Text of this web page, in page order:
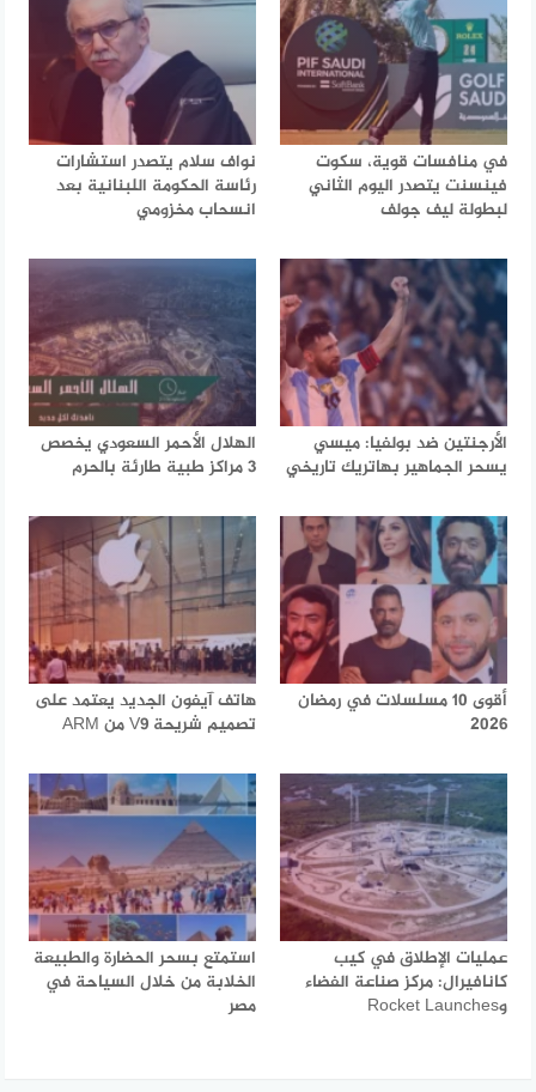
في منافسات قوية، سكوت
فينسنت يتصدر اليوم الثاني
لبطولة ليف جولف
نواف سلام يتصدر استشارات
رئاسة الحكومة اللبنانية بعد
انسحاب مخزومي
الأرجنتين ضد بولفيا: ميسي
يسحر الجماهير بهاتريك تاريخي
الهلال الأحمر السعودي يخصص
3 مراكز طبية طارئة بالحرم
أقوى 10 مسلسلات في رمضان
2026
هاتف آيفون الجديد يعتمد على
تصميم شريحة V9 من ARM
عمليات الإطلاق في كيب
كانافيرال: مركز صناعة الفضاء
وRocket Launches
استمتع بسحر الحضارة والطبيعة
الخلابة من خلال السياحة في
مصر